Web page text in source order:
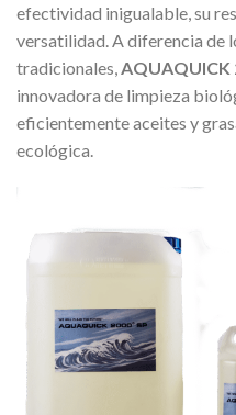
efectividad inigualable, su
versatilidad. A diferencia de
tradicionales,AQUAQUICK
innovadora de limpieza
eficientemente aceites y
ecológica.